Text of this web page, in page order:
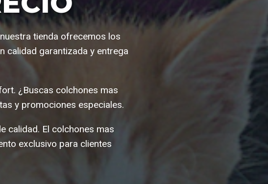
tienda ofrecemos los
calidad garantizada y entrega
¿Buscas colchones mas
y promociones especiales.
calidad. El colchones mas
exclusivo para clientes